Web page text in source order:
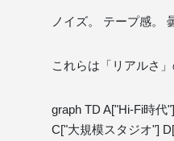
ノイズ。 テープ感。
これらは「リアルさ」
graph TD A["Hi-Fi時代
C["大規模スタジオ"]